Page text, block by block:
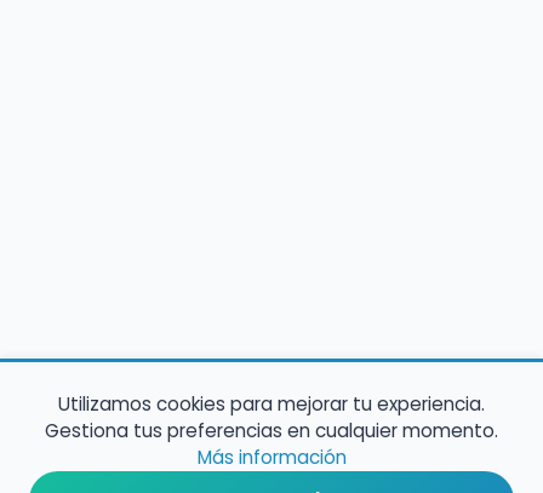
Utilizamos cookies para mejorar tu experiencia.
Gestiona tus preferencias en cualquier momento.
Más información